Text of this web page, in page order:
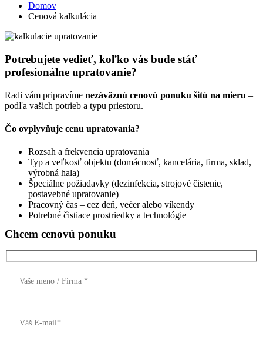
Domov
Cenová kalkulácia
Potrebujete vedieť, koľko vás bude stáť
profesionálne upratovanie?
Radi vám pripravíme nezáväznú cenovú ponuku šitú na mieru –
podľa vašich potrieb a typu priestoru.
Čo ovplyvňuje cenu upratovania?
Rozsah a frekvencia upratovania
Typ a veľkosť objektu (domácnosť, kancelária, firma, sklad,
výrobná hala)
Špeciálne požiadavky (dezinfekcia, strojové čistenie,
postavebné upratovanie)
Pracovný čas – cez deň, večer alebo víkendy
Potrebné čistiace prostriedky a technológie
Chcem cenovú ponuku